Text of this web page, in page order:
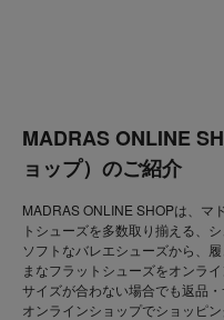
MADRAS ONLINE
ョップ）のご紹介
MADRAS ONLINE SHOPは、マ
トシューズを多数取り揃える、
ソフトなバレエシューズから、
まなフラットシューズをオンラ
サイズが合わない場合でも返品
オンラインショップでショッピン